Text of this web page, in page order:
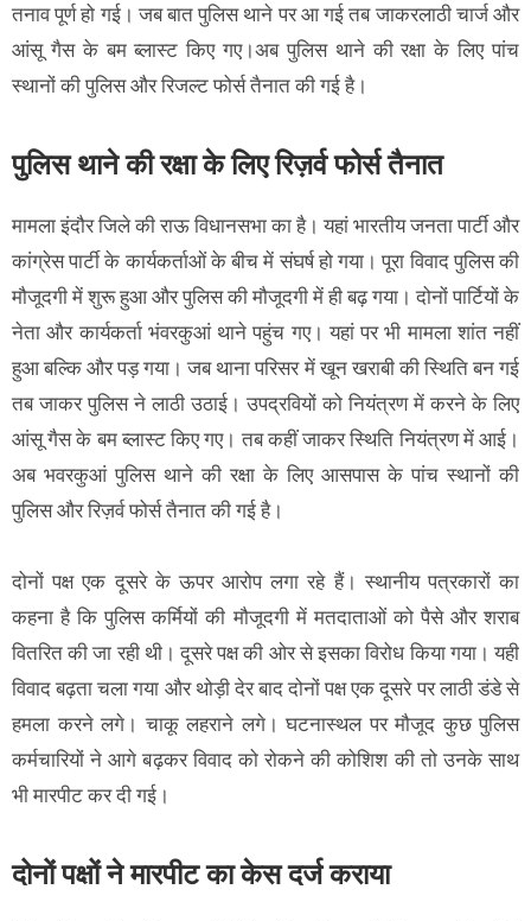
तनाव पूर्ण हो गई। जब बात पुलिस थाने पर आ गई तब जाकरलाठी चार्ज और
आंसू गैस के बम ब्लास्ट किए गए।अब पुलिस थाने की रक्षा के लिए पांच
स्थानों की पुलिस और रिजल्ट फोर्स तैनात की गई है।
पुलिस थाने की रक्षा के लिए रिज़र्व फोर्स तैनात
मामला इंदौर जिले की राऊ विधानसभा का है। यहां भारतीय जनता पार्टी और
कांग्रेस पार्टी के कार्यकर्ताओं के बीच में संघर्ष हो गया। पूरा विवाद पुलिस की
मौजूदगी में शुरू हुआ और पुलिस की मौजूदगी में ही बढ़ गया। दोनों पार्टियों के
नेता और कार्यकर्ता भंवरकुआं थाने पहुंच गए। यहां पर भी मामला शांत नहीं
हुआ बल्कि और पड़ गया। जब थाना परिसर में खून खराबी की स्थिति बन गई
तब जाकर पुलिस ने लाठी उठाई। उपद्रवियों को नियंत्रण में करने के लिए
आंसू गैस के बम ब्लास्ट किए गए। तब कहीं जाकर स्थिति नियंत्रण में आई।
अब भवरकुआं पुलिस थाने की रक्षा के लिए आसपास के पांच स्थानों की
पुलिस और रिज़र्व फोर्स तैनात की गई है।
दोनों पक्ष एक दूसरे के ऊपर आरोप लगा रहे हैं। स्थानीय पत्रकारों का
कहना है कि पुलिस कर्मियों की मौजूदगी में मतदाताओं को पैसे और शराब
वितरित की जा रही थी। दूसरे पक्ष की ओर से इसका विरोध किया गया। यही
विवाद बढ़ता चला गया और थोड़ी देर बाद दोनों पक्ष एक दूसरे पर लाठी डंडे से
हमला करने लगे। चाकू लहराने लगे। घटनास्थल पर मौजूद कुछ पुलिस
कर्मचारियों ने आगे बढ़कर विवाद को रोकने की कोशिश की तो उनके साथ
भी मारपीट कर दी गई।
दोनों पक्षों ने मारपीट का केस दर्ज कराया